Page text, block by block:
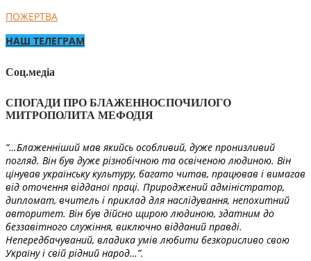
ПОЖЕРТВА
НАШ ТЕЛЕГРАМ
Соц.медіа
СПОГАДИ ПРО БЛАЖЕННОСПОЧИЛОГО
МИТРОПОЛИТА МЕФОДІЯ
“…Блаженніший мав якийсь особливий, дуже пронизливий
погляд. Він був дуже різнобічною та освіченою людиною. Він
цінував українську культуру, багато читав, працював і вимагав
від оточення відданої праці. Природжений адміністратор,
дипломат, вчитель і приклад для наслідування, непохитний
авторитет. Він був дійсно щирою людиною, здатним до
беззавітного служіння, виключно відданий правді.
Непередбачуваний, владика умів любити безкорисливо свою
Україну і свій рідний народ…”.